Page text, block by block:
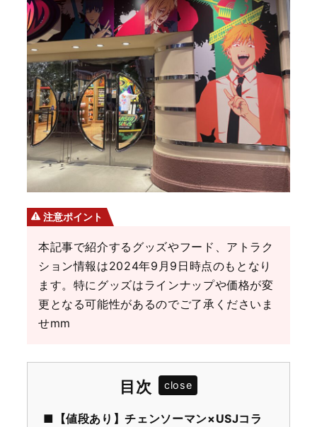
注意ポイント
本記事で紹介するグッズやフード、アトラク
ション情報は2024年9月9日時点のもとなり
ます。特にグッズはラインナップや価格が変
更となる可能性があるのでご了承くださいま
せmm
目次
■【値段あり】チェンソーマン×USJコラ